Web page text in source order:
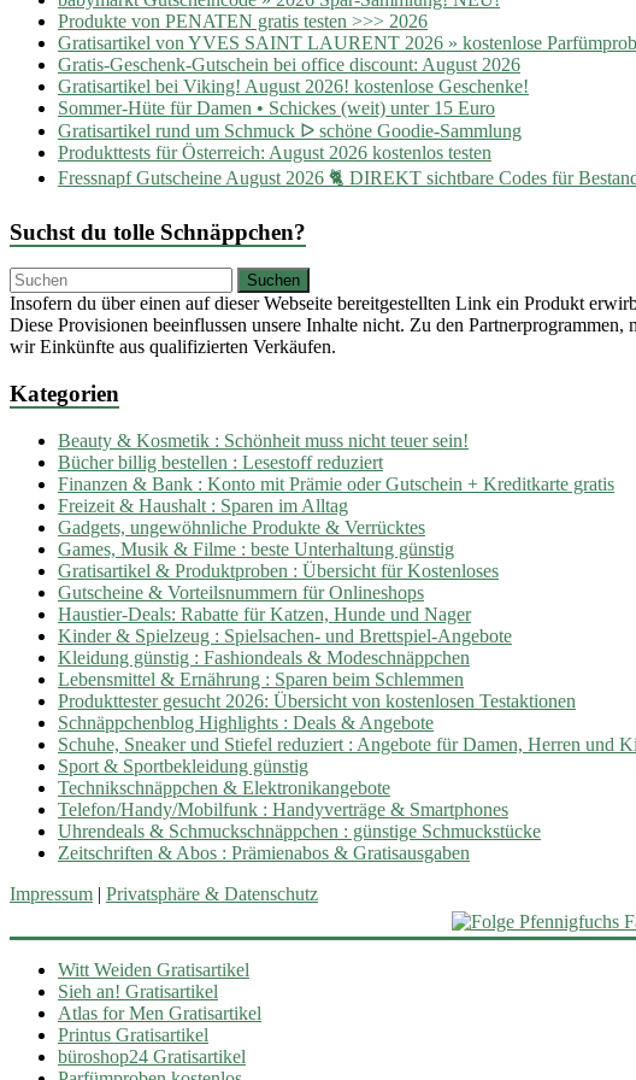
Produkte von PENATEN gratis testen >>> 2026
Gratisartikel von YVES SAINT LAURENT 2026 » kostenlose
Gratis-Geschenk-Gutschein bei office discount: August 2026
Gratisartikel bei Viking! August 2026! kostenlose Geschenke!
Sommer-Hüte für Damen • Schickes (weit) unter 15 Euro
Gratisartikel rund um Schmuck ᐅ schöne Goodie-Sammlung
Produkttests für Österreich: August 2026 kostenlos testen
Fressnapf Gutscheine August 2026 🐈 DIREKT sichtbare Codes für
Suchst du tolle Schnäppchen?
Insofern du über einen auf dieser Webseite bereitgestellten Link ein Produkt
Diese Provisionen beeinflussen unsere Inhalte nicht. Zu den
wir Einkünfte aus qualifizierten Verkäufen.
Kategorien
Beauty & Kosmetik : Schönheit muss nicht teuer sein!
Bücher billig bestellen : Lesestoff reduziert
Finanzen & Bank : Konto mit Prämie oder Gutschein + Kreditkarte gratis
Freizeit & Haushalt : Sparen im Alltag
Gadgets, ungewöhnliche Produkte & Verrücktes
Games, Musik & Filme : beste Unterhaltung günstig
Gratisartikel & Produktproben : Übersicht für Kostenloses
Gutscheine & Vorteilsnummern für Onlineshops
Haustier-Deals: Rabatte für Katzen, Hunde und Nager
Kinder & Spielzeug : Spielsachen- und Brettspiel-Angebote
Kleidung günstig : Fashiondeals & Modeschnäppchen
Lebensmittel & Ernährung : Sparen beim Schlemmen
Produkttester gesucht 2026: Übersicht von kostenlosen Testaktionen
Schnäppchenblog Highlights : Deals & Angebote
Schuhe, Sneaker und Stiefel reduziert : Angebote für Damen, Herren und
Sport & Sportbekleidung günstig
Technikschnäppchen & Elektronikangebote
Telefon/Handy/Mobilfunk : Handyverträge & Smartphones
Uhrendeals & Schmuckschnäppchen : günstige Schmuckstücke
Zeitschriften & Abos : Prämienabos & Gratisausgaben
Impressum | Privatsphäre & Datenschutz
Witt Weiden Gratisartikel
Sieh an! Gratisartikel
Atlas for Men Gratisartikel
Printus Gratisartikel
büroshop24 Gratisartikel